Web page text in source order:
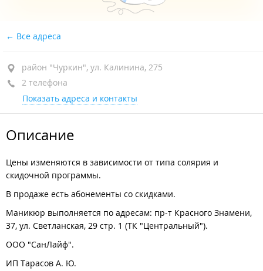
Все адреса
район "Чуркин", ул. Калинина, 275
2 телефона
Показать адреса и контакты
Описание
Цены изменяются в зависимости от типа солярия и
скидочной программы.
В продаже есть абонементы со скидками.
Маникюр выполняется по адресам: пр-т Красного Знамени,
37, ул. Светланская, 29 стр. 1 (ТК "Центральный").
ООО "СанЛайф".
ИП Тарасов А. Ю.